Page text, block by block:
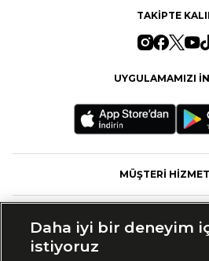
TAKİPTE
UYGULAMAMIZI
MÜŞTERİ
Daha iyi bir deneyim
istiyoruz